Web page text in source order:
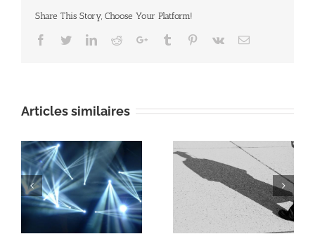
Share This Story, Choose Your Platform!
Facebook
TwitterLinkedinRedditGoogle+Tumblr Pinterest
Vk Email
Articles similaires